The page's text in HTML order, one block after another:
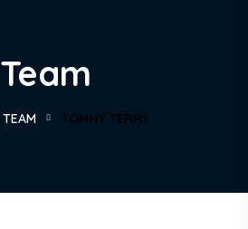
Team
TEAM TOMMY TERRY